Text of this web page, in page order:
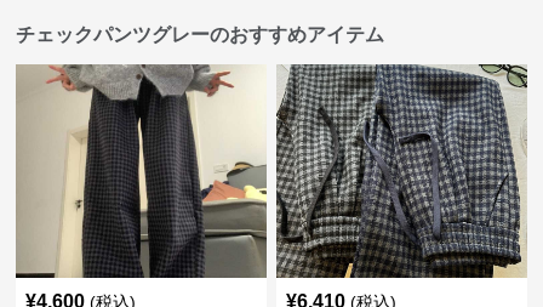
チェックパンツグレーのおすすめアイテム
¥4,600 (税込) ¥6,410 (税込)